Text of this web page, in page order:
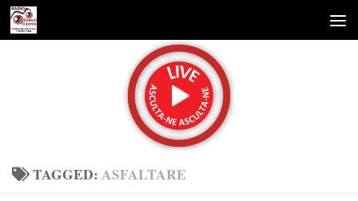
Skip to content
TAGGED:ASFALTARE